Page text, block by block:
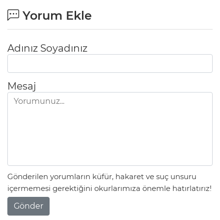
Yorum Ekle
Adınız Soyadınız
Mesaj
Gönderilen yorumların küfür, hakaret ve suç unsuru
içermemesi gerektiğini okurlarımıza önemle hatırlatırız!
Gönder